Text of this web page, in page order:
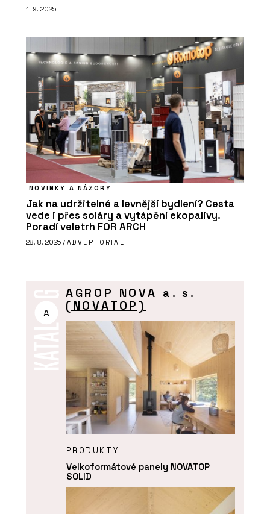
1. 9. 2025
NOVINKY A NÁZORY
Jak na udržitelné a levnější bydlení? Cesta
vede i přes soláry a vytápění ekopalivy.
Poradí veletrh FOR ARCH
28. 8. 2025 / ADVERTORIAL
A
AGROP NOVA a. s.
(NOVATOP)
PRODUKTY
Velkoformátové panely NOVATOP
SOLID